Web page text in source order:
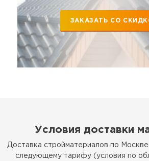
ЗАКАЗАТЬ СО
Условия доставки
Доставка стройматериалов по
следующему тарифу (условия по